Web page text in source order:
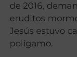
de 2016,
eruditos
Jesús estuvo
polígamo.